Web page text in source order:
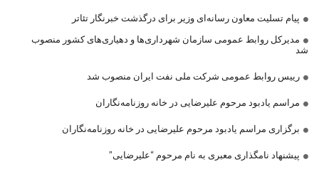
پیام تسلیت معاون رسانه‌ای وزیر برای درگذشت خبرنگار تئاتر
مدیرکل روابط عمومی سازمان شهرداری‌ها و دهیاری‌های کشور منصوب
شد
رییس روابط عمومی شرکت ملی نفت ایران منصوب شد
مراسم یادبود مرحوم علیرضایی در خانه روزنامه‌نگاران
برگزاری مراسم یادبود مرحوم علیرضایی در خانه روزنامه‌نگاران
پیشنهاد نامگذاری معبری به نام مرحوم “علیرضایی”